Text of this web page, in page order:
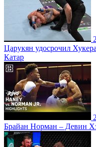
Царукян удосрочил
Катар
Брайан Норман – Девин